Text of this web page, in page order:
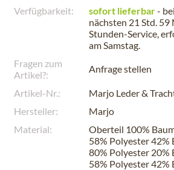
Verfügbarkeit: sofort lieferbar-
nächsten 21 Std. 59
Stunden-Service,
amSamstag.
Fragen zum
Artikel?:
Anfrage stellen
Artikel-Nr.:
Marjo Leder &
Hersteller:
Marjo
Material:
Oberteil 100%
58% Polyester
80% Polyester 20%
58% Polyester 42%